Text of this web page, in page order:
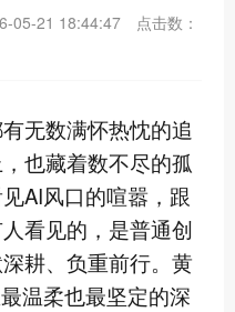
05-21 18:44:47
点击数：
无数满怀热忱的追
也藏着数不尽的孤
AI风口的喧嚣，跟
看见的，是普通创
耕、负重前行。黄
温柔也最坚定的深